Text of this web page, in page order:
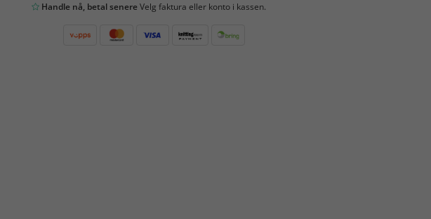
Handle nå, betal senereVelg faktura eller konto i kassen.